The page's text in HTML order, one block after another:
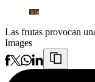
Las frutas provocan
Images